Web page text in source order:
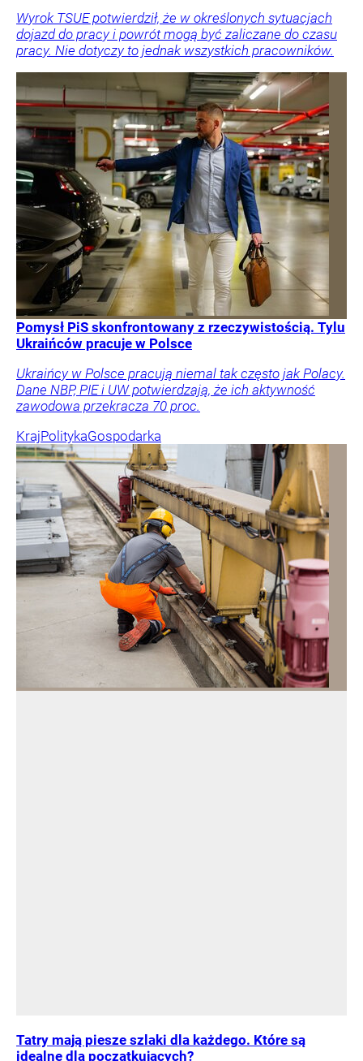
Wyrok TSUE potwierdził, że w określonych sytuacjach
dojazd do pracy i powrót mogą być zaliczane do czasu
pracy. Nie dotyczy to jednak wszystkich pracowników.
Pomysł PiS skonfrontowany z rzeczywistością. Tylu
Ukraińców pracuje w Polsce
Ukraińcy w Polsce pracują niemal tak często jak Polacy.
Dane NBP, PIE i UW potwierdzają, że ich aktywność
zawodowa przekracza 70 proc.
KrajPolitykaGospodarka
Tatry mają piesze szlaki dla każdego. Które są
idealne dla początkujących?